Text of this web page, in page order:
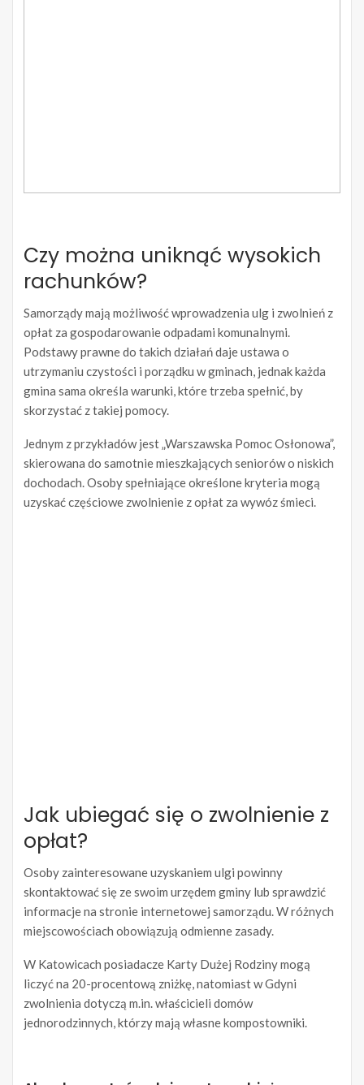
Czy można uniknąć wysokich
rachunków?
Samorządy mają możliwość wprowadzenia ulg i zwolnień z
opłat za gospodarowanie odpadami komunalnymi.
Podstawy prawne do takich działań daje ustawa o
utrzymaniu czystości i porządku w gminach, jednak każda
gmina sama określa warunki, które trzeba spełnić, by
skorzystać z takiej pomocy.
Jednym z przykładów jest „Warszawska Pomoc Osłonowa”,
skierowana do samotnie mieszkających seniorów o niskich
dochodach. Osoby spełniające określone kryteria mogą
uzyskać częściowe zwolnienie z opłat za wywóz śmieci.
Jak ubiegać się o zwolnienie z
opłat?
Osoby zainteresowane uzyskaniem ulgi powinny
skontaktować się ze swoim urzędem gminy lub sprawdzić
informacje na stronie internetowej samorządu. W różnych
miejscowościach obowiązują odmienne zasady.
W Katowicach posiadacze Karty Dużej Rodziny mogą
liczyć na 20-procentową zniżkę, natomiast w Gdyni
zwolnienia dotyczą m.in. właścicieli domów
jednorodzinnych, którzy mają własne kompostowniki.